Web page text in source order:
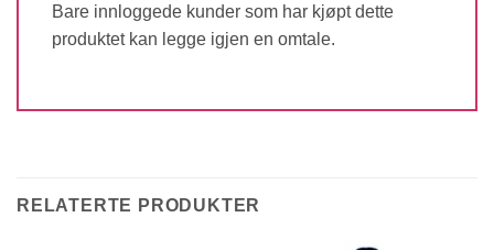
Bare innloggede kunder som har kjøpt dette
produktet kan legge igjen en omtale.
RELATERTE PRODUKTER